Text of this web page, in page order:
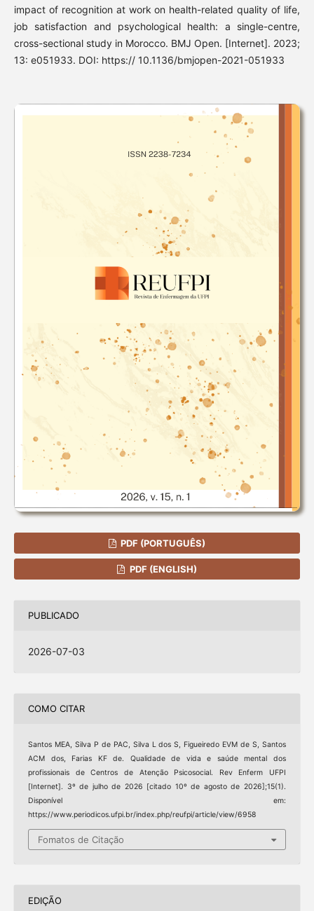
impact of recognition at work on health-related quality of life,
job satisfaction and psychological health: a single-centre,
cross-sectional study in Morocco. BMJ Open. [Internet]. 2023;
13: e051933. DOI: https:// 10.1136/bmjopen-2021-051933
PDF (PORTUGUÊS)
PDF (ENGLISH)
PUBLICADO
2026-07-03
COMO CITAR
Santos MEA, Silva P de PAC, Silva L dos S, Figueiredo EVM de S, Santos
ACM dos, Farias KF de. Qualidade de vida e saúde mental dos
profissionais de Centros de Atenção Psicosocial. Rev Enferm UFPI
[Internet]. 3º de julho de 2026 [citado 10º de agosto de 2026];15(1).
Disponível em:
https://www.periodicos.ufpi.br/index.php/reufpi/article/view/6958
Fomatos de Citação
EDIÇÃO